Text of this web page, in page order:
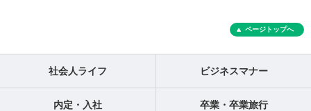
ページトップへ
社会人ライフ ビジネスマナー
内定・入社 卒業・卒業旅行